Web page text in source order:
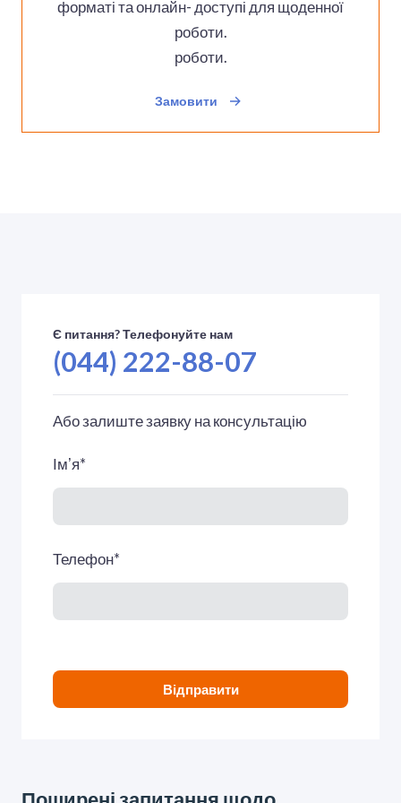
форматі та онлайн- доступі для щоденної
роботи.
роботи.
Замовити
Є питання? Телефонуйте нам
(044) 222-88-07
Або залиште заявку на консультацію
Імʼя*
Телефон*
Відправити